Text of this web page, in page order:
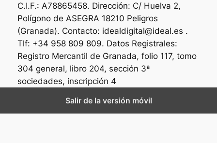
C.I.F.: A78865458. Dirección: C/ Huelva 2,
Polígono de ASEGRA 18210 Peligros
(Granada). Contacto: idealdigital@ideal.es .
Tlf: +34 958 809 809. Datos Registrales:
Registro Mercantil de Granada, folio 117, tomo
304 general, libro 204, sección 3ª
sociedades, inscripción 4
Salir de la versión móvil